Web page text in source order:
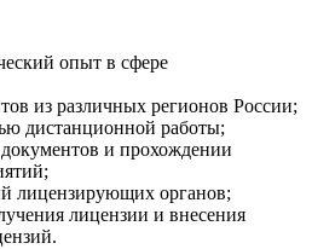
опыт в сфере
из различных регионов России;
дистанционной работы;
и прохождении
лицензирующих органов;
лицензии и внесения